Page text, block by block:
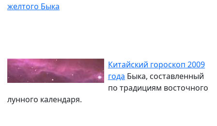
желтого Быка
Китайский гороскоп 2009
года Быка, составленный
по традициям восточного
лунного календаря.